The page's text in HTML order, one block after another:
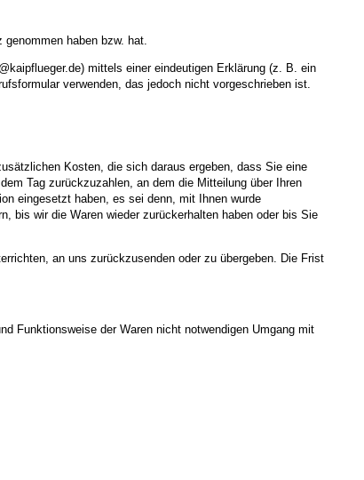
haben bzw. hat.
mittels einer eindeutigen Erklärung (z. B. ein
verwenden, das jedoch nicht vorgeschrieben ist.
Kosten, die sich daraus ergeben, dass Sie eine
Tag zurückzuzahlen, an dem die Mitteilung über Ihren
eingesetzt haben, es sei denn, mit Ihnen wurde
bis wir die Waren wieder zurückerhalten haben oder bis Sie
an uns zurückzusenden oder zu übergeben. Die Frist
Funktionsweise der Waren nicht notwendigen Umgang mit